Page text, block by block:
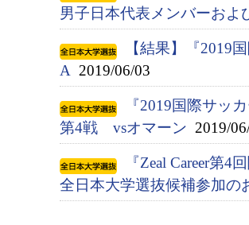
男子日本代表メンバーおよ
【結果】『2019
A 2019/06/03
『2019国際サッ
第4戦 vsオマーン 2019/
『Zeal Career第
全日本大学選抜候補参加の